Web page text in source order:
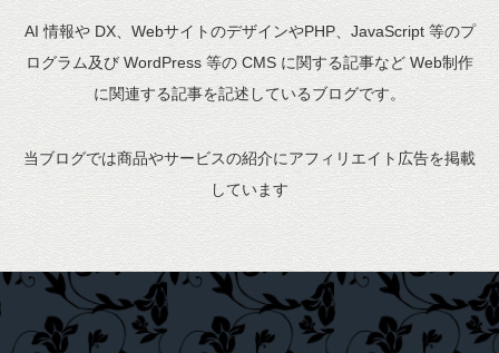
AI 情報や DX、WebサイトのデザインやPHP、JavaScript 等のプ
ログラム及び WordPress 等の CMS に関する記事など Web制作
に関連する記事を記述しているブログです。
当ブログでは商品やサービスの紹介にアフィリエイト広告を掲載
しています